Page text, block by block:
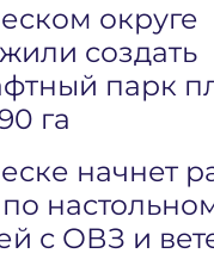
округе
создать
парк
га
начнет
с ОВЗ и